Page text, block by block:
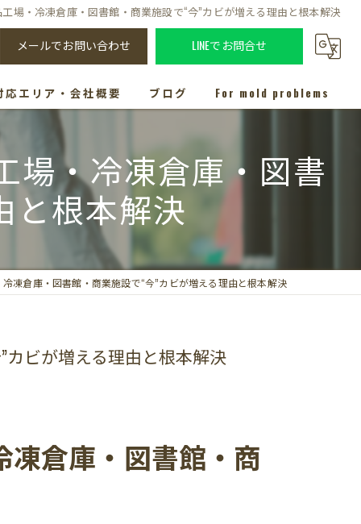
場・冷凍倉庫・図書館・商業施設で“今”カビが増える理由と根本解決
メールでお問い合わせ LINEでお問合せ
応エリア・会社概要 ブログ For mold problems
場・冷凍倉庫・図書
と根本解決
凍倉庫・図書館・商業施設で“今”カビが増える理由と根本解決
カビが増える理由と根本解決
凍倉庫・図書館・商